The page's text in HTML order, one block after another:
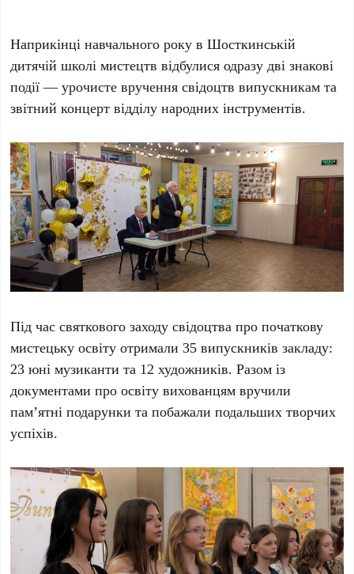
Наприкінці навчального року в Шосткинській
дитячій школі мистецтв відбулися одразу дві знакові
події — урочисте вручення свідоцтв випускникам та
звітний концерт відділу народних інструментів.
Під час святкового заходу свідоцтва про початкову
мистецьку освіту отримали 35 випускників закладу:
23 юні музиканти та 12 художників. Разом із
документами про освіту вихованцям вручили
пам’ятні подарунки та побажали подальших творчих
успіхів.